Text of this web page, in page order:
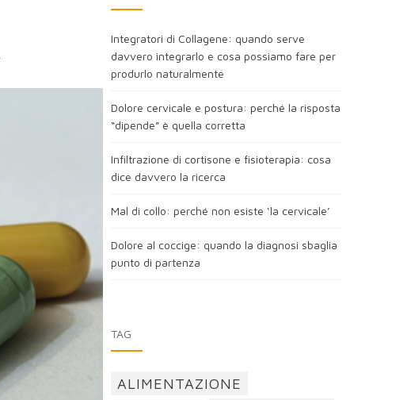
Integratori di Collagene: quando serve
davvero integrarlo e cosa possiamo fare per
produrlo naturalmente
Dolore cervicale e postura: perché la risposta
“dipende” è quella corretta
Infiltrazione di cortisone e fisioterapia: cosa
dice davvero la ricerca
Mal di collo: perché non esiste ‘la cervicale’
Dolore al coccige: quando la diagnosi sbaglia
punto di partenza
TAG
ALIMENTAZIONE